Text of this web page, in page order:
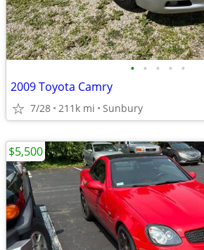
• • • • •
2009 Toyota Camry
7/28 211k mi Sunbury
$5,500